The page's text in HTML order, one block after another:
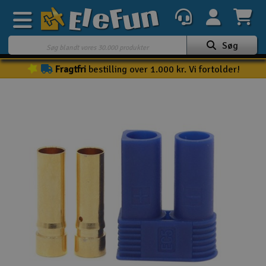
Ugens tilbud
Gavekort
Biler
Både
Søg
Fragtfribestilling over 1.000 kr. Vi fortolder!